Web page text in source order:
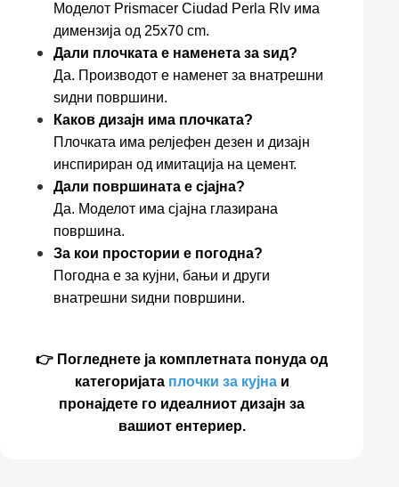
Моделот Prismacer Ciudad Perla Rlv има
димензија од 25x70 cm.
Дали плочката е наменета за ѕид?
Да. Производот е наменет за внатрешни
ѕидни површини.
Каков дизајн има плочката?
Плочката има релјефен дезен и дизајн
инспириран од имитација на цемент.
Дали површината е сјајна?
Да. Моделот има сјајна глазирана
површина.
За кои простории е погодна?
Погодна е за кујни, бањи и други
внатрешни ѕидни површини.
👉 Погледнете ја комплетната понуда од
категоријата плочки за кујнаи
пронајдете го идеалниот дизајн за
вашиот ентериер.